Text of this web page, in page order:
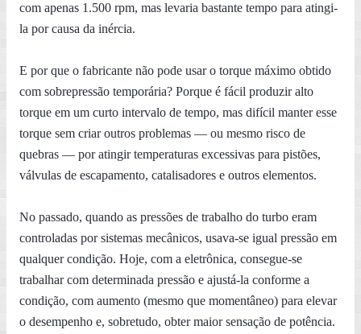
com apenas 1.500 rpm, mas levaria bastante tempo para atingi-
la por causa da inércia.
E por que o fabricante não pode usar o torque máximo obtido
com sobrepressão temporária? Porque é fácil produzir alto
torque em um curto intervalo de tempo, mas difícil manter esse
torque sem criar outros problemas — ou mesmo risco de
quebras — por atingir temperaturas excessivas para pistões,
válvulas de escapamento, catalisadores e outros elementos.
No passado, quando as pressões de trabalho do turbo eram
controladas por sistemas mecânicos, usava-se igual pressão em
qualquer condição. Hoje, com a eletrônica, consegue-se
trabalhar com determinada pressão e ajustá-la conforme a
condição, com aumento (mesmo que momentâneo) para elevar
o desempenho e, sobretudo, obter maior sensação de potência.